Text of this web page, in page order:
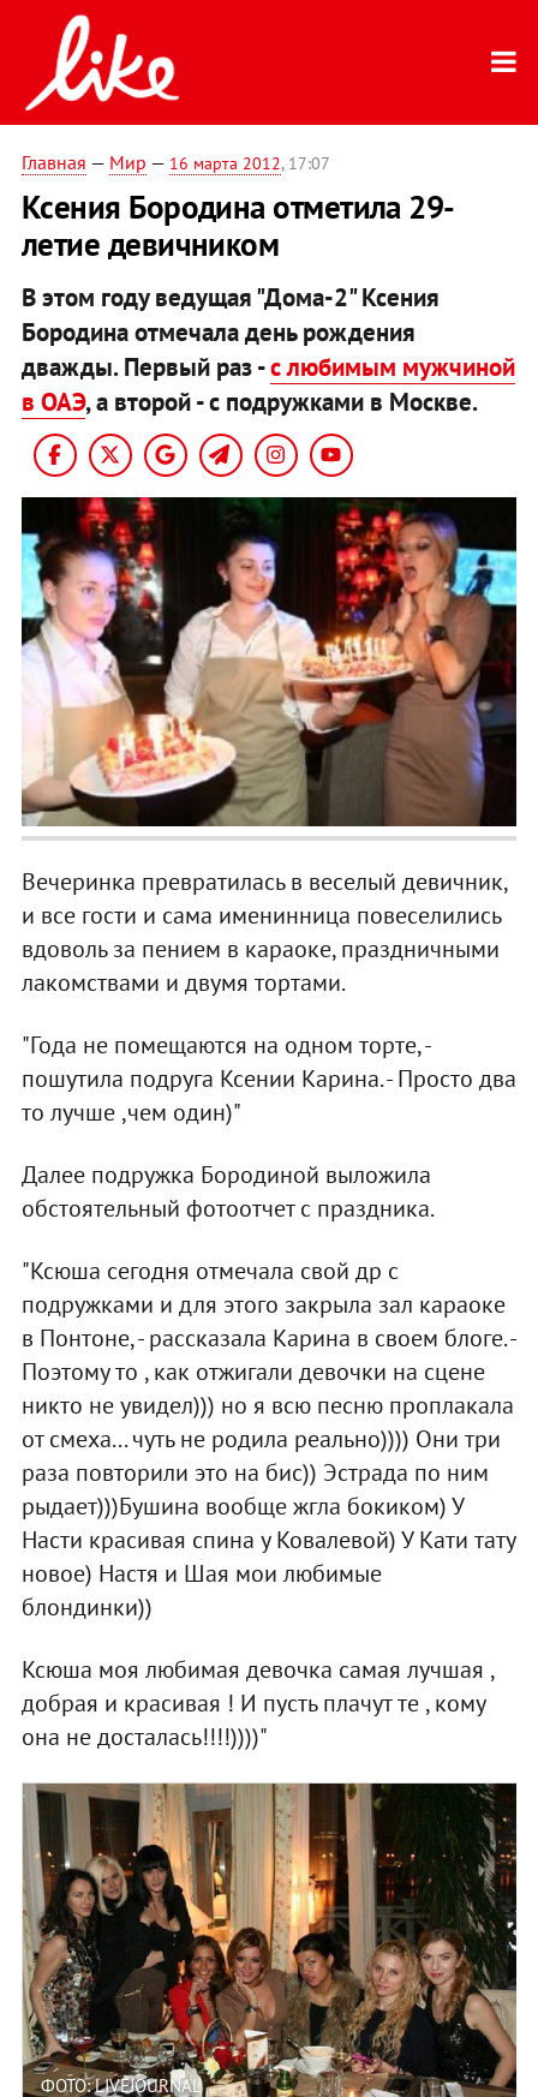
Главная — Мир — 16 марта 2012, 17:07
Ксения Бородина отметила 29-
летие девичником
В этом году ведущая "Дома-2" Ксения
Бородина отмечала день рождения
дважды. Первый раз -с любимым мужчиной
в ОАЭ, а второй - с подружками в Москве.
Вечеринка превратилась в веселый девичник,
и все гости и сама именинница повеселились
вдоволь за пением в караоке, праздничными
лакомствами и двумя тортами.
"Года не помещаются на одном торте, -
пошутила подруга Ксении Карина. - Просто два
то лучше ,чем один)"
Далее подружка Бородиной выложила
обстоятельный фотоотчет с праздника.
"Ксюша сегодня отмечала свой др с
подружками и для этого закрыла зал караоке
в Понтоне, - рассказала Карина в своем блоге. -
Поэтому то , как отжигали девочки на сцене
никто не увидел))) но я всю песню проплакала
от смеха... чуть не родила реально)))) Они три
раза повторили это на бис)) Эстрада по ним
рыдает)))Бушина вообще жгла бокиком) У
Насти красивая спина у Ковалевой) У Кати тату
новое) Настя и Шая мои любимые
блондинки))
Ксюша моя любимая девочка самая лучшая ,
добрая и красивая ! И пусть плачут те , кому
она не досталась!!!!))))"
ФОТО: LIVEJOURNAL